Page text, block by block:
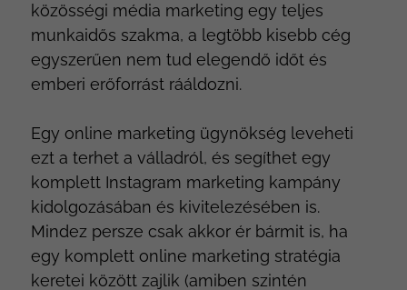
közösségi média marketing egy teljes
munkaidős szakma, a legtöbb kisebb cég
egyszerűen nem tud elegendő időt és
emberi erőforrást rááldozni.
Egy online marketing ügynökség leveheti
ezt a terhet a válladról, és segíthet egy
komplett Instagram marketing kampány
kidolgozásában és kivitelezésében is.
Mindez persze csak akkor ér bármit is, ha
egy komplett online marketing stratégia
keretei között zajlik (amiben szintén